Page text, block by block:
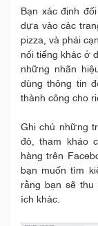
Bạn xác định
dựa vào các
pizza, và phải
nổi tiếng khác ở
những nhãn
dùng thông tin
thành công cho
Ghi chú những
đó, tham khảo
hàng trên
bạn muốn tìm
rằng bạn sẽ
ích khác.